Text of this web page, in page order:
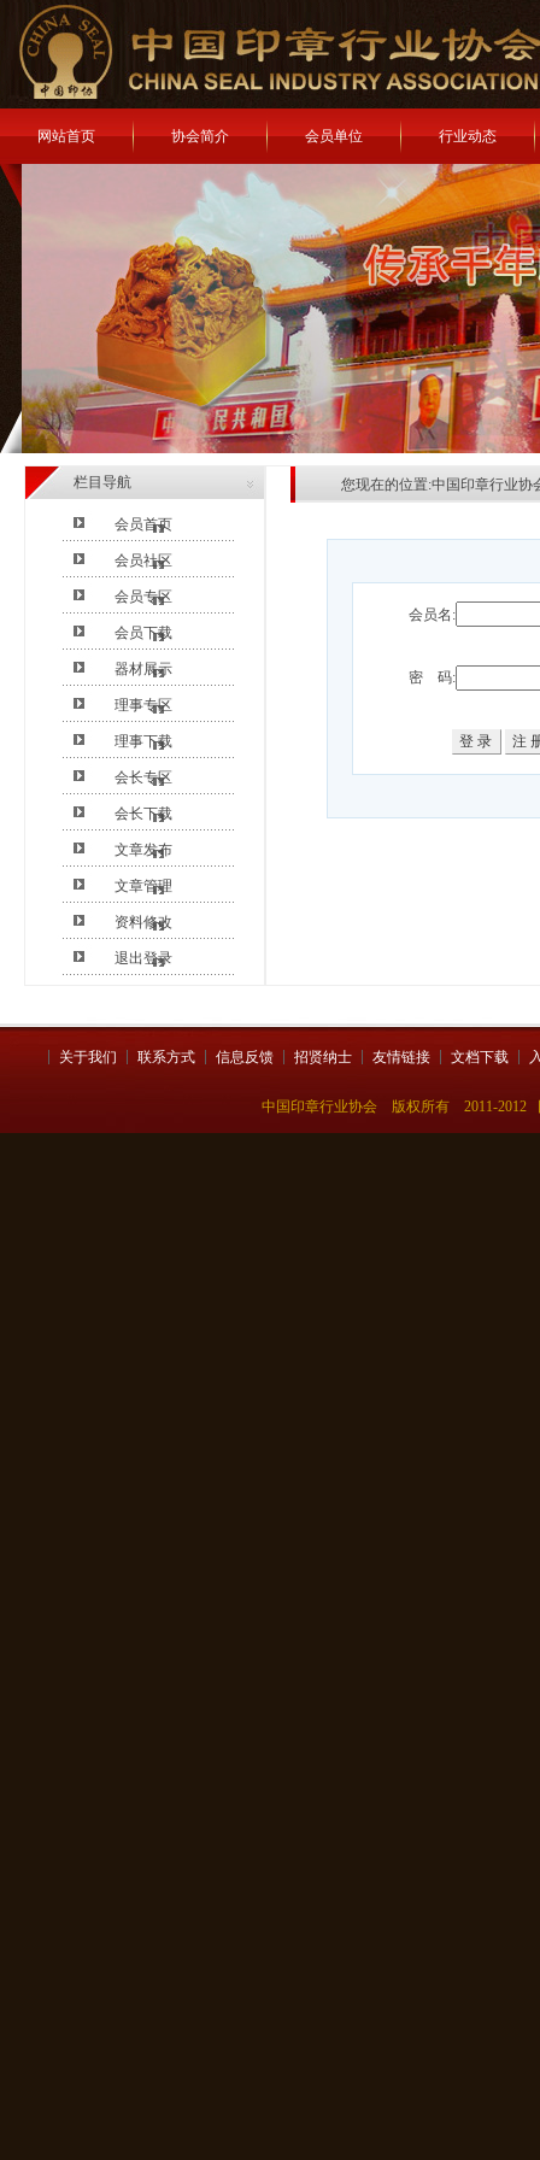
网站首页 协会简介 会员单位 行业动态
栏目导航
会员首页
会员社区
会员专区
会员下载
器材展示
理事专区
理事下载
会长专区
会长下载
文章发布
文章管理
资料修改
退出登录
您现在的位置:中国印章行业协
会员名:
密 码:
关于我们 联系方式 信息反馈 招贤纳士 友情链接 文档下载
中国印章行业协会 版权所有 2011-2012